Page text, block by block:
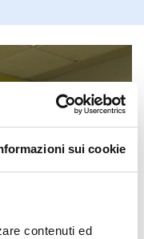
sui cookie
contenuti ed